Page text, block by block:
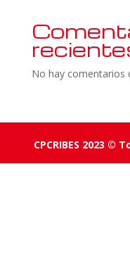
No hay comentarios
CPCRIBES 2023 ©